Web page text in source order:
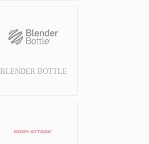
BLENDER BOTTLE